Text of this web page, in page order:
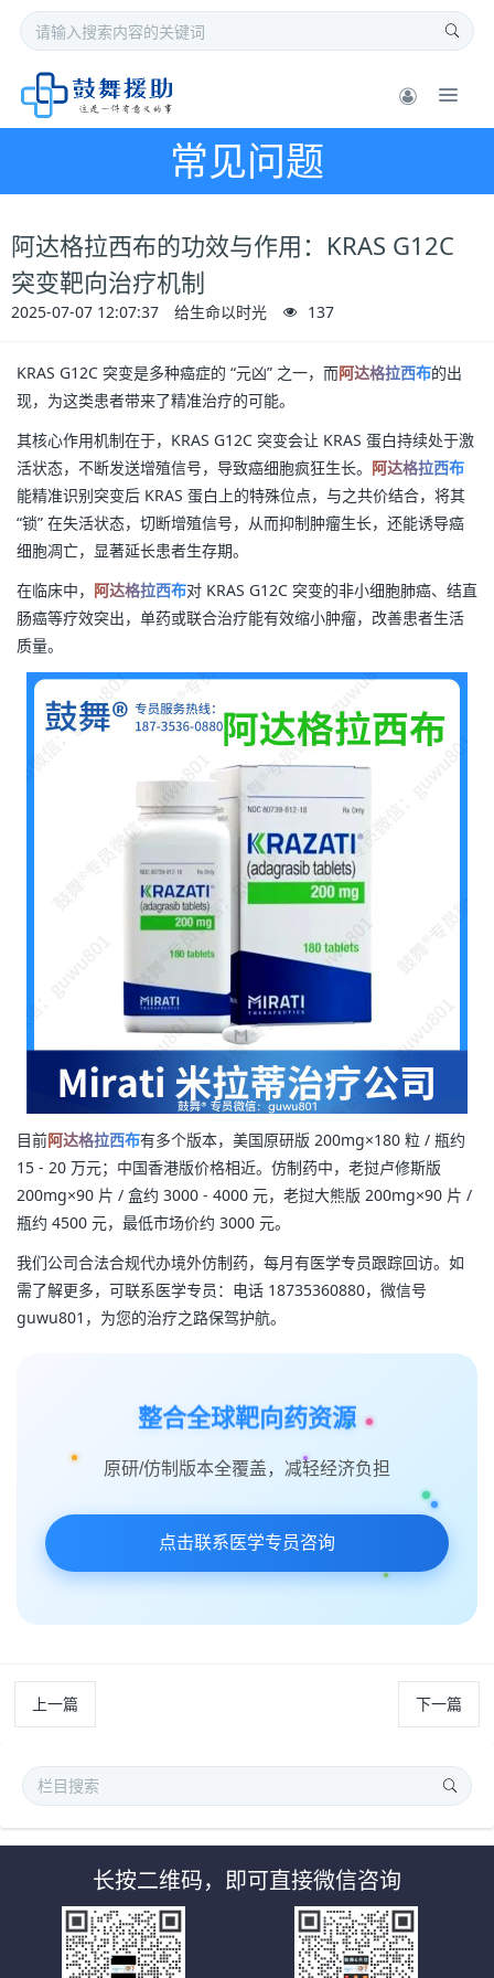
常见问题
阿达格拉西布的功效与作用：KRAS G12C
突变靶向治疗机制
2025-07-07 12:07:37 给生命以时光 137
KRAS G12C 突变是多种癌症的 “元凶” 之一，而阿达格拉西布的出
现，为这类患者带来了精准治疗的可能。
其核心作用机制在于，KRAS G12C 突变会让 KRAS 蛋白持续处于激
活状态，不断发送增殖信号，导致癌细胞疯狂生长。 阿达格拉西布
能精准识别突变后 KRAS 蛋白上的特殊位点，与之共价结合，将其
“锁” 在失活状态，切断增殖信号，从而抑制肿瘤生长，还能诱导癌
细胞凋亡，显著延长患者生存期。
在临床中， 阿达格拉西布对 KRAS G12C 突变的非小细胞肺癌、结直
肠癌等疗效突出，单药或联合治疗能有效缩小肿瘤，改善患者生活
质量。
目前阿达格拉西布有多个版本，美国原研版 200mg×180 粒 / 瓶约
15 - 20 万元；中国香港版价格相近。仿制药中，老挝卢修斯版
200mg×90 片 / 盒约 3000 - 4000 元，老挝大熊版 200mg×90 片 /
瓶约 4500 元，最低市场价约 3000 元。
我们公司合法合规代办境外仿制药，每月有医学专员跟踪回访。如
需了解更多，可联系医学专员：电话 18735360880，微信号
guwu801，为您的治疗之路保驾护航。
整合全球靶向药资源
原研/仿制版本全覆盖，减轻经济负担
点击联系医学专员咨询
上一篇 下一篇
长按二维码，即可直接微信咨询